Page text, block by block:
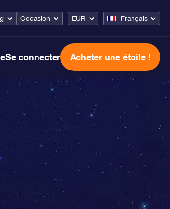
Occasion EUR Français
Se connecter Acheter une étoile !